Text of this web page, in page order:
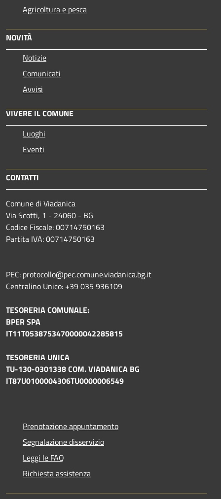
Agricoltura e pesca
NOVITÀ
Notizie
Comunicati
Avvisi
VIVERE IL COMUNE
Luoghi
Eventi
CONTATTI
Comune di Viadanica
Via Scotti, 1 - 24060 - BG
Codice Fiscale: 00714750163
Partita IVA: 00714750163
PEC: protocollo@pec.comune.viadanica.bg.it
Centralino Unico: +39 035 936109
TESORERIA COMUNALE:
BPER SPA
IT11T0538753470000042285815
TESORERIA UNICA
TU-130-0301338 COM. VIADANICA BG
IT87U0100004306TU0000006549
Prenotazione appuntamento
Segnalazione disservizio
Leggi le FAQ
Richiesta assistenza